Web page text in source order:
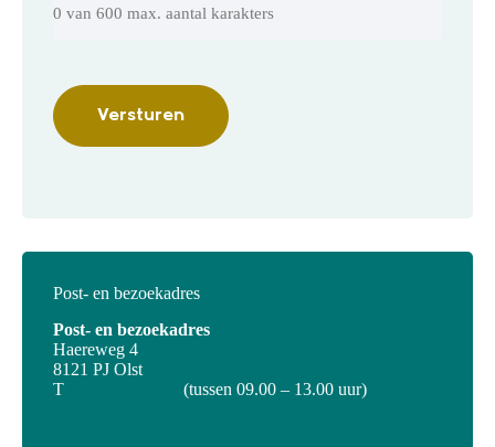
0 van 600 max. aantal karakters
Post- en bezoekadres
Post- en bezoekadres
Haereweg 4
8121 PJ Olst
T
(tussen 09.00 – 13.00 uur)